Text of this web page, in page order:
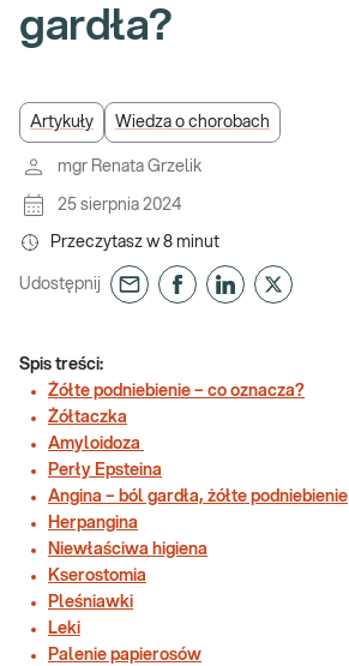
gardła?
Artykuły Wiedza o chorobach
mgr Renata Grzelik
25 sierpnia 2024
Przeczytasz w 8 minut
Udostępnij
Spis treści:
Żółte podniebienie – co oznacza?
Żółtaczka
Amyloidoza
Perły Epsteina
Angina – ból gardła, żółte podniebienie
Herpangina
Niewłaściwa higiena
Kserostomia
Pleśniawki
Leki
Palenie papierosów